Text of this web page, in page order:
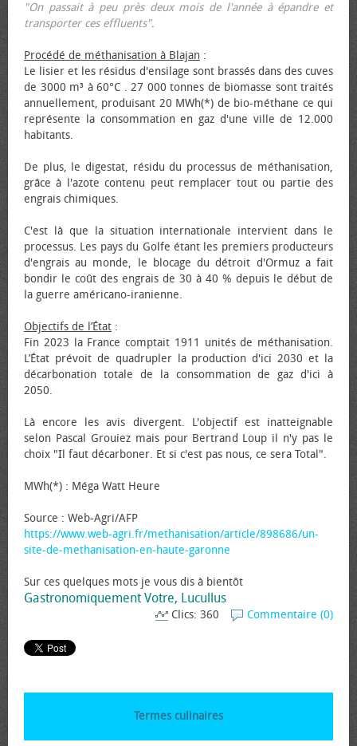
"On passait à peu près deux mois de l'année à épandre et
transporter ces effluents".
Procédé de méthanisation à Blajan :
Le lisier et les résidus d'ensilage sont brassés dans des cuves
de 3000 m³ à 60°C . 27 000 tonnes de biomasse sont traités
annuellement, produisant 20 MWh(*) de bio-méthane ce qui
représente la consommation en gaz d'une ville de 12.000
habitants.
De plus, le digestat, résidu du processus de méthanisation,
grâce à l'azote contenu peut remplacer tout ou partie des
engrais chimiques.
C'est là que la situation internationale intervient dans le
processus. Les pays du Golfe étant les premiers producteurs
d'engrais au monde, le blocage du détroit d'Ormuz a fait
bondir le coût des engrais de 30 à 40 % depuis le début de
la guerre américano-iranienne.
Objectifs de l’État :
Fin 2023 la France comptait 1911 unités de méthanisation.
L’État prévoit de quadrupler la production d'ici 2030 et la
décarbonation totale de la consommation de gaz d'ici à
2050.
Là encore les avis divergent. L'objectif est inatteignable
selon Pascal Grouiez mais pour Bertrand Loup il n'y pas le
choix "Il faut décarboner. Et si c'est pas nous, ce sera Total".
MWh(*) : Méga Watt Heure
Source : Web-Agri/AFP
https://www.web-agri.fr/methanisation/article/898686/un-
site-de-methanisation-en-haute-garonne
Sur ces quelques mots je vous dis à bientôt
Gastronomiquement Votre, Lucullus
Commentaire (0)
Clics: 360
Termes culinaires